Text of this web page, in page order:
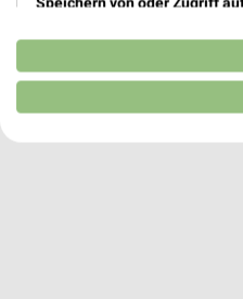
Verwendung reduzierter
Erstellung von Profilen für